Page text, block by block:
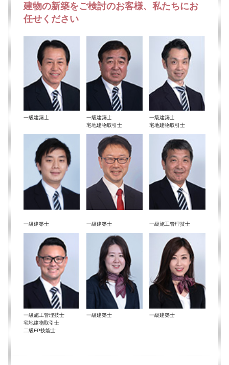
建物の新築をご検討のお客様、私たちにお
任せください
一級建築士
一級建築士
宅地建物取引士
一級建築士
宅地建物取引士
一級建築士 一級建築士 一級施工管理技士
一級施工管理技士
宅地建物取引士
二級FP技能士
一級建築士 一級建築士